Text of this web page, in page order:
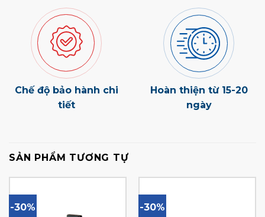
Chế độ bảo hành chi
tiết
Hoàn thiện từ 15-20
ngày
SẢN PHẨM TƯƠNG TỰ
-30% -30%